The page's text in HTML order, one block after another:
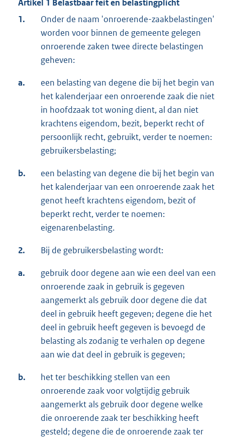
Artikel 1 Belastbaar feit en belastingplicht
1.
Onder de naam 'onroerende-zaakbelastingen'
worden voor binnen de gemeente gelegen
onroerende zaken twee directe belastingen
geheven:
a.
een belasting van degene die bij het begin van
het kalenderjaar een onroerende zaak die niet
in hoofdzaak tot woning dient, al dan niet
krachtens eigendom, bezit, beperkt recht of
persoonlijk recht, gebruikt, verder te noemen:
gebruikersbelasting;
b.
een belasting van degene die bij het begin van
het kalenderjaar van een onroerende zaak het
genot heeft krachtens eigendom, bezit of
beperkt recht, verder te noemen:
eigenarenbelasting.
2. Bij de gebruikersbelasting wordt:
a.
gebruik door degene aan wie een deel van een
onroerende zaak in gebruik is gegeven
aangemerkt als gebruik door degene die dat
deel in gebruik heeft gegeven; degene die het
deel in gebruik heeft gegeven is bevoegd de
belasting als zodanig te verhalen op degene
aan wie dat deel in gebruik is gegeven;
b.
het ter beschikking stellen van een
onroerende zaak voor volgtijdig gebruik
aangemerkt als gebruik door degene welke
die onroerende zaak ter beschikking heeft
gesteld; degene die de onroerende zaak ter